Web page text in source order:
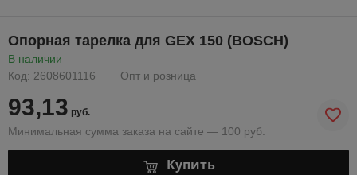
Опорная тарелка для GEX 150 (BOSCH)
В наличии
Код: 2608601116
Опт и розница
93,13 руб.
Минимальная сумма заказа на сайте — 100 руб.
Купить